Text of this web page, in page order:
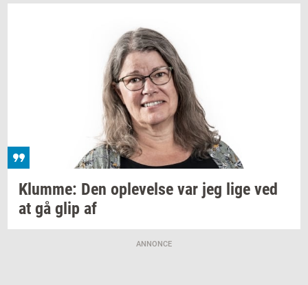
Klum­me: Den op­le­vel­se var jeg lige ved
at gå glip af
ANNONCE